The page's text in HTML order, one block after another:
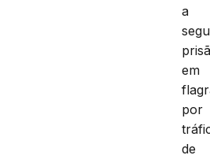
a
em
por
de